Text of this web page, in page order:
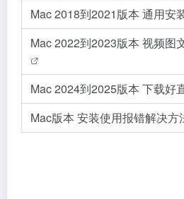
Mac 2018到2021版本 通用安
Mac 2022到2023版本 视频图
Mac 2024到2025版本 下载好
Mac版本 安装使用报错解决方